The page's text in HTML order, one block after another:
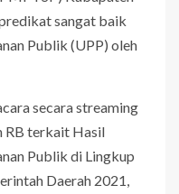
sangat baik
Publik (UPP) oleh
secara streaming
RB terkait Hasil
Publik di Lingkup
Daerah 2021,